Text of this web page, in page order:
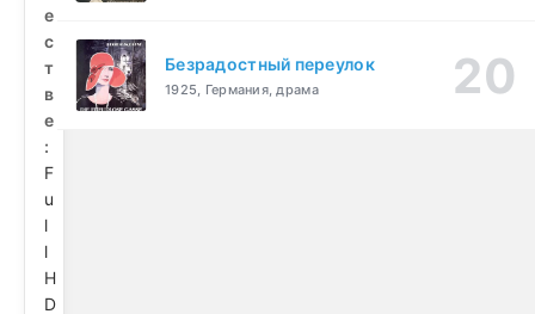
е
с
т
в
е
:
F
u
l
l
H
D
Безрадостный переулок
1925, Германия, драма